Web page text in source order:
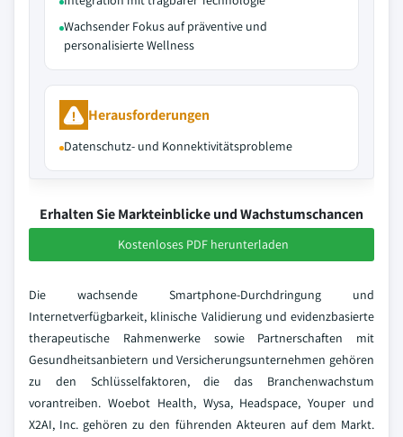
Wachsender Fokus auf präventive und
personalisierte Wellness
Herausforderungen
Datenschutz- und Konnektivitätsprobleme
Erhalten Sie Markteinblicke und Wachstumschancen
Kostenloses PDF herunterladen
Die wachsende Smartphone-Durchdringung und
Internetverfügbarkeit, klinische Validierung und evidenzbasierte
therapeutische Rahmenwerke sowie Partnerschaften mit
Gesundheitsanbietern und Versicherungsunternehmen gehören
zu den Schlüsselfaktoren, die das Branchenwachstum
vorantreiben. Woebot Health, Wysa, Headspace, Youper und
X2AI, Inc. gehören zu den führenden Akteuren auf dem Markt.